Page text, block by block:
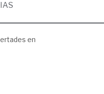
en